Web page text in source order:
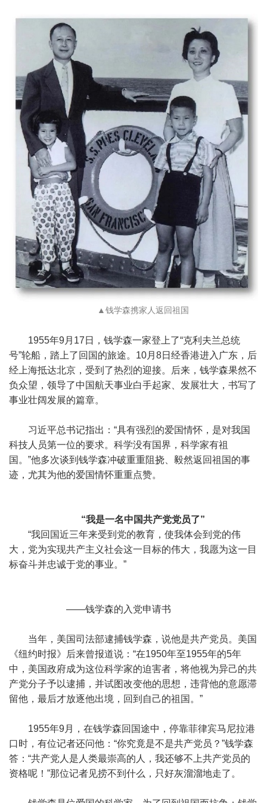
▲钱学森携家人返回祖国
1955年9月17日，钱学森一家登上了“克利夫兰总统
号”轮船，踏上了回国的旅途。10月8日经香港进入广东，后
经上海抵达北京，受到了热烈的迎接。后来，钱学森果然不
负众望，领导了中国航天事业白手起家、发展壮大，书写了
事业壮阔发展的篇章。
习近平总书记指出：“具有强烈的爱国情怀，是对我国
科技人员第一位的要求。科学没有国界，科学家有祖
国。”他多次谈到钱学森冲破重重阻挠、毅然返回祖国的事
迹，尤其为他的爱国情怀重重点赞。
“我是一名中国共产党党员了”
“我回国近三年来受到党的教育，使我体会到党的伟
大，党为实现共产主义社会这一目标的伟大，我愿为这一目
标奋斗并忠诚于党的事业。”
——钱学森的入党申请书
当年，美国司法部逮捕钱学森，说他是共产党员。美国
《纽约时报》后来曾报道说：“在1950年至1955年的5年
中，美国政府成为这位科学家的迫害者，将他视为异己的共
产党分子予以逮捕，并试图改变他的思想，违背他的意愿滞
留他，最后才放逐他出境，回到自己的祖国。”
1955年9月，在钱学森回国途中，停靠菲律宾马尼拉港
口时，有位记者还问他：“你究竟是不是共产党员？”钱学森
答：“共产党人是人类最崇高的人，我还够不上共产党员的
资格呢！”那位记者见捞不到什么，只好灰溜溜地走了。